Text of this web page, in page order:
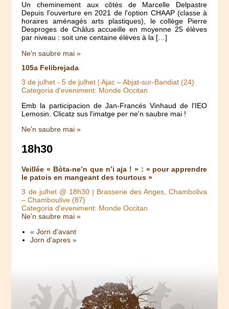
Un cheminement aux côtés de Marcelle Delpastre
Depuis l'ouverture en 2021 de l'option CHAAP (classe à
horaires aménagés arts plastiques), le collège Pierre
Desproges de Châlus accueille en moyenne 25 élèves
par niveau : soit une centaine élèves à la […]
Ne'n saubre mai »
105a Felibrejada
3 de julhet -5 de julhet | Ajac – Abjat-sur-Bandiat (24)
Categoria d'eveniment: Monde Occitan
Emb la participacion de Jan-Francés Vinhaud de l'IEO
Lemosin. Clicatz sus l'imatge per ne'n saubre mai !
Ne'n saubre mai »
18h30
Veillée « Bòta-ne’n que n’i aja ! » : « pour apprendre
le patois en mangeant des tourtous »
3 de julhet @ 18h30| Brasserie des Anges, Chamboliva
– Chamboulive (87)
Categoria d'eveniment: Monde Occitan
Ne'n saubre mai »
« Jorn d'avant
Jorn d'apres »